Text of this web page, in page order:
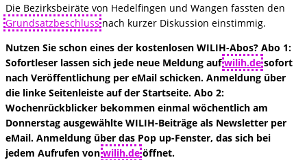
Die Bezirksbeiräte von Hedelfingen und Wangen fassten den
Grundsatzbeschlussnach kurzer Diskussion einstimmig.
Nutzen Sie schon eines der kostenlosen WILIH-Abos? Abo 1:
Sofortleser lassen sich jede neue Meldung aufwilih.desofort
nach Veröffentlichung per eMail schicken. Anmeldung über
die linke Seitenleiste auf der Startseite. Abo 2:
Wochenrückblicker bekommen einmal wöchentlich am
Donnerstag ausgewählte WILIH-Beiträge als Newsletter per
eMail. Anmeldung über das Pop up-Fenster, das sich bei
jedem Aufrufen vonwilih.deöffnet.